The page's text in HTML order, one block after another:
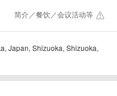
简介／餐饮／会议活动等
Japan, Shizuoka, Shizuoka,